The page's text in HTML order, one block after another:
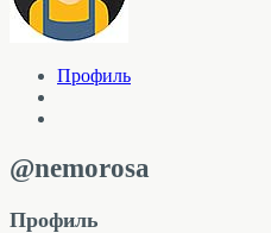
Профиль
@nemorosa
Профиль